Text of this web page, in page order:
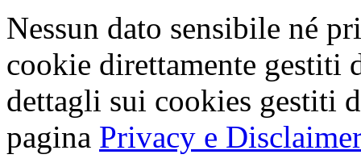
Nessun dato sensibile né
cookie direttamente gestiti
dettagli sui cookies gestiti
pagina Privacy e Disclaimer